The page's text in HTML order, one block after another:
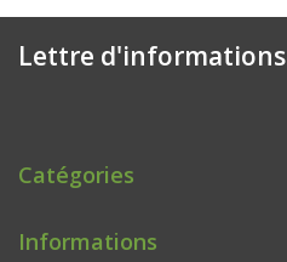
Lettre d'informations
Catégories
Informations